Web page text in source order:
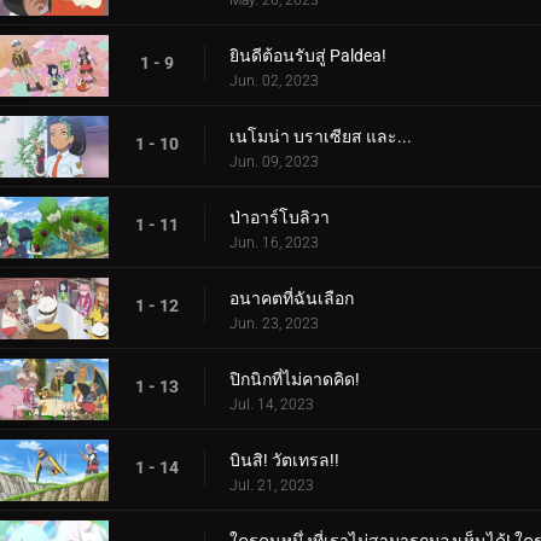
1 - 9 ยินดีต้อนรับสู่ Paldea!
Jun. 02, 2023
1 - 10 เนโมน่า บราเซียส และ...
Jun. 09, 2023
1 - 11 ป่าอาร์โบลิวา
Jun. 16, 2023
1 - 12 อนาคตที่ฉันเลือก
Jun. 23, 2023
1 - 13 ปิกนิกที่ไม่คาดคิด!
Jul. 14, 2023
1 - 14 บินสิ! วัตเทรล!!
Jul. 21, 2023